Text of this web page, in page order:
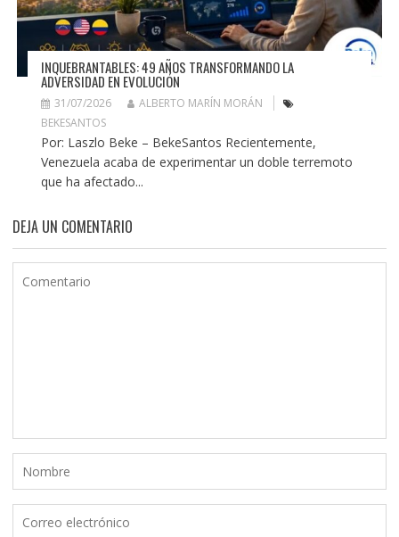
INQUEBRANTABLES: 49 AÑOS TRANSFORMANDO LA
ADVERSIDAD EN EVOLUCIÓN
31/07/2026
ALBERTO MARÍN MORÁN
BEKESANTOS
Por: Laszlo Beke – BekeSantos Recientemente,
Venezuela acaba de experimentar un doble terremoto
que ha afectado...
DEJA UN COMENTARIO